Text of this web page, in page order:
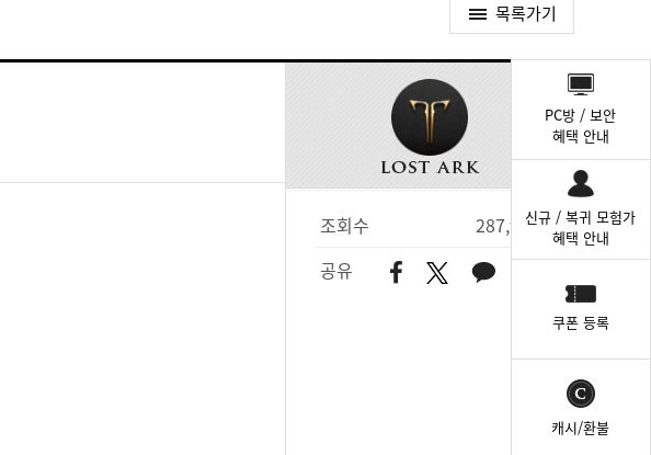
목록가기
조회수
287,931
공유
PC방 / 보안
혜택 안내
신규 / 복귀 모험가
혜택 안내
쿠폰 등록
캐시/환불